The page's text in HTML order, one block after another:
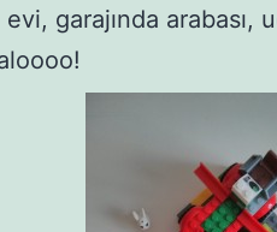
garajında arabası,